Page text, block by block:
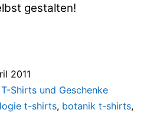
gestalten!
2011
Shirts und Geschenke
t-shirts, botanik t-shirts,